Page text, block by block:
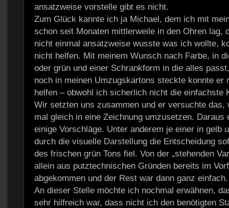
ansatzweise vorstelle gibt es nicht.
Zum Glück kannte ich ja Michael, dem ich mit
schon seit Monaten mittlerweile in den Ohren lag,
nicht einmal ansatzweise wusste was ich wollte,
nicht helfen. Mit meinem Wunsch nach Farbe, in
oder grün und einer Schrankform in die alles
noch in meinen Umzugskartons steckte konnte er
helfen – obwohl ich sicherlich nicht die einfachste
Wir setzten uns zusammen und er versuchte das,
mal gleich in eine Zeichnung umzusetzen. Daraus
einige Vorschläge. Unter anderem je einer in gelb
durch die visuelle Darstellung die Entscheidung
des frischen grün Tons fiel. Von der „stehenden
allein aus putztechnischen Gründen bereits im
abgekommen und der Rest war dann ganz einfach.
An dieser Stelle möchte ich nochmal erwähnen,
sehr hilfreich war, dass nicht ich den benötigten